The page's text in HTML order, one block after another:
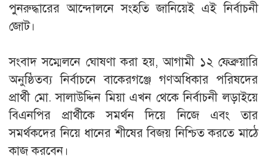
পুনরুদ্ধারের আন্দোলনে সংহতি জানিয়েই এই নির্বাচনী
জোট।
​সংবাদ সম্মেলনে ঘোষণা করা হয়, আগামী ১২ ফেব্রুয়ারি
অনুষ্ঠিতব্য নির্বাচনে বাকেরগঞ্জে গণঅধিকার পরিষদের
প্রার্থী মো. সালাউদ্দিন মিয়া এখন থেকে নির্বাচনী লড়াইয়ে
বিএনপির প্রার্থীকে সমর্থন দিয়ে নিজে এবং তার
সমর্থকদের নিয়ে ধানের শীষের বিজয় নিশ্চিত করতে মাঠে
কাজ করবেন।